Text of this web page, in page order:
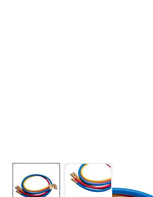
View larger imageView larger image